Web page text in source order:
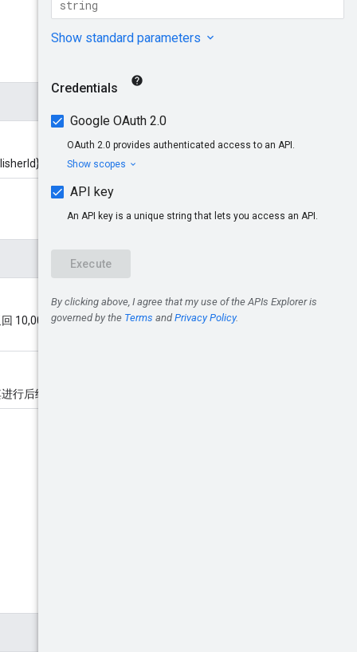
10,000 个广告来源。最大值为
行后续页面检索。